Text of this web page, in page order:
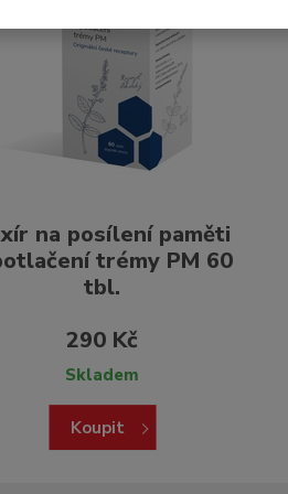
na posílení paměti
trémy PM 60
tbl.
290 Kč
Skladem
Koupit